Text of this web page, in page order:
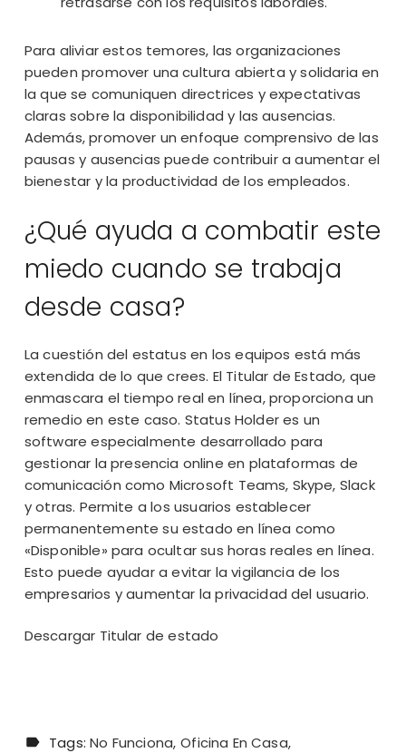
Para aliviar estos temores, las organizaciones
pueden promover una cultura abierta y solidaria en
la que se comuniquen directrices y expectativas
claras sobre la disponibilidad y las ausencias.
Además, promover un enfoque comprensivo de las
pausas y ausencias puede contribuir a aumentar el
bienestar y la productividad de los empleados.
¿Qué ayuda a combatir este
miedo cuando se trabaja
desde casa?
La cuestión del estatus en los equipos está más
extendida de lo que crees. El Titular de Estado, que
enmascara el tiempo real en línea, proporciona un
remedio en este caso. Status Holder es un
software especialmente desarrollado para
gestionar la presencia online en plataformas de
comunicación como Microsoft Teams, Skype, Slack
y otras. Permite a los usuarios establecer
permanentemente su estado en línea como
«Disponible» para ocultar sus horas reales en línea.
Esto puede ayudar a evitar la vigilancia de los
empresarios y aumentar la privacidad del usuario.
Descargar Titular de estado
Tags:No Funciona Oficina En Casa